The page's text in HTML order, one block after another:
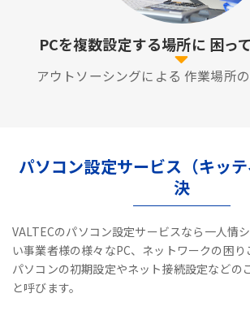
PCを複数設定する場所に 困っ
アウトソーシングによる 作業場所
パソコン設定サービス（キッ
決
VALTECのパソコン設定サービスなら一人情
い事業者様の様々なPC、ネットワークの困り
パソコンの初期設定やネット接続設定などの
と呼びます。